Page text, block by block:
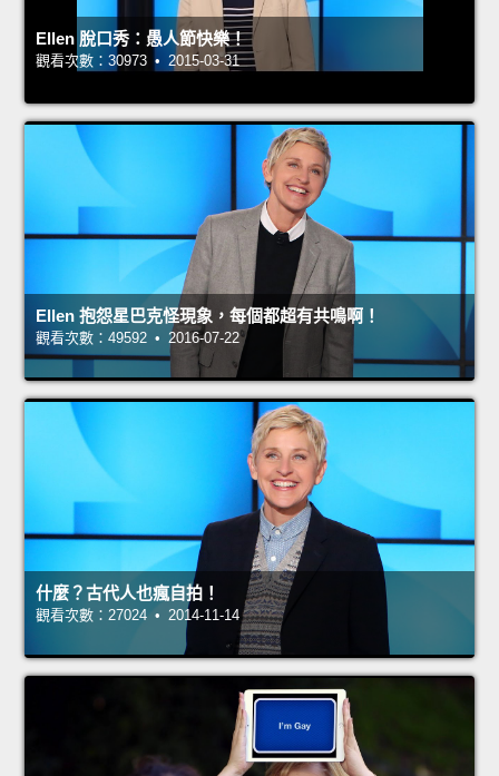
Ellen 脫口秀：愚人節快樂！
觀看次數：30973 • 2015-03-31
Ellen 抱怨星巴克怪現象，每個都超有共鳴啊！
觀看次數：49592 • 2016-07-22
什麼？古代人也瘋自拍！
觀看次數：27024 • 2014-11-14